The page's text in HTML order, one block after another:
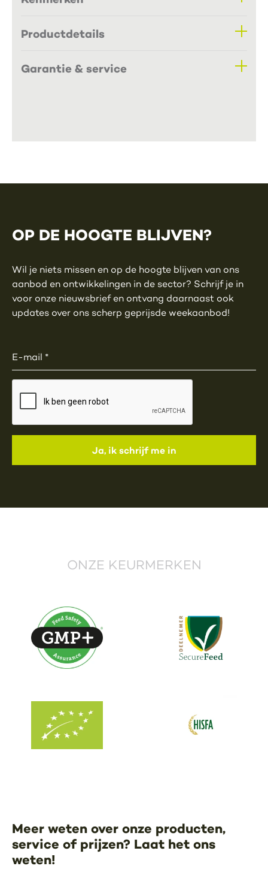
Productdetails
Garantie & service
OP DE HOOGTE BLIJVEN?
Wil je niets missen en op de hoogte blijven van ons
aanbod en ontwikkelingen in de sector? Schrijf je in
voor onze nieuwsbrief en ontvang daarnaast ook
updates over ons scherp geprijsde weekaanbod!
ONZE KEURMERKEN
Meer weten over onze producten,
service of prijzen? Laat het ons
weten!